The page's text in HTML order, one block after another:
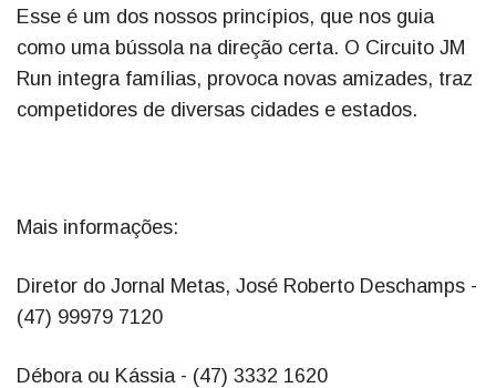
Esse é um dos nossos princípios, que nos guia
como uma bússola na direção certa. O Circuito JM
Run integra famílias, provoca novas amizades, traz
competidores de diversas cidades e estados.
Mais informações:
Diretor do Jornal Metas, José Roberto Deschamps -
(47) 99979 7120
Débora ou Kássia - (47) 3332 1620